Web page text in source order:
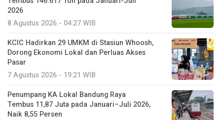
2026
8 Agustus 2026 - 04:27 WIB
KCIC Hadirkan 29 UMKM di Stasiun Whoosh,
Dorong Ekonomi Lokal dan Perluas Akses
Pasar
7 Agustus 2026 - 19:21 WIB
Penumpang KA Lokal Bandung Raya
Tembus 11,87 Juta pada Januari–Juli 2026,
Naik 8,55 Persen